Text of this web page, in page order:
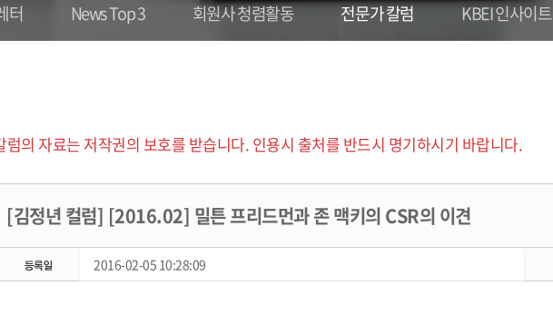
터 News Top 3 회원사 청렴활동 전문가 칼럼 KBEI 인사이트
럼의 자료는 저작권의 보호를 받습니다. 인용시 출처를 반드시 명기하시기 바랍니다.
[김정년 컬럼] [2016.02] 밀튼 프리드먼과 존 맥키의 CSR의 이견
2016-02-05 10:28:09